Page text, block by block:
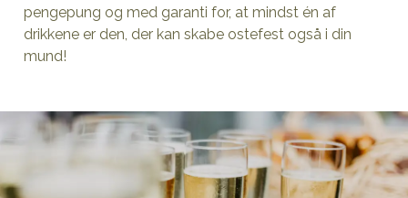
pengepung og med garanti for, at mindst én af
drikkene er den, der kan skabe ostefest også i din
mund!